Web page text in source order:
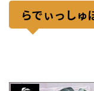
らでぃっしゅ